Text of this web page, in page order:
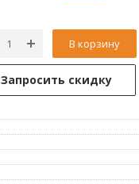
В корзину
Запросить скидку